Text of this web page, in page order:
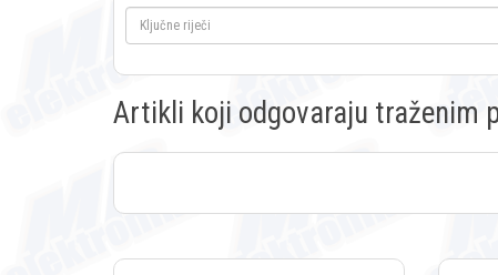
Artikli koji odgovaraju traženim